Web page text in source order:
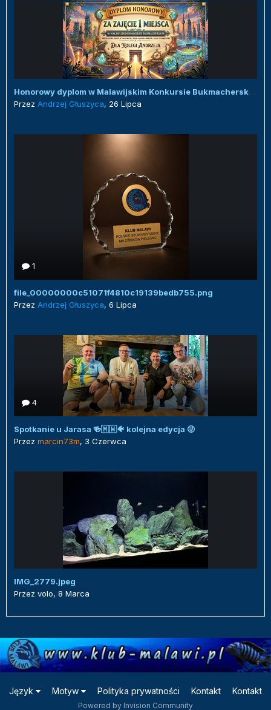
Honorowy dyplom w Malawijskim Konkursie Bukmacherskim :)
Przez Andrzej Głuszyca, 26 Lipca
1
file_00000000c51071f4810c19139bedb755.png
Przez Andrzej Głuszyca, 6 Lipca
4
Spotkanie u Jarasa 🍻🇲🇼🐠 kolejna edycja 😜
Przez marcin73m, 3 Czerwca
IMG_2779.jpeg
Przez volo, 8 Marca
Język Motyw Polityka prywatności Kontakt Kontakt
Powered by Invision Community